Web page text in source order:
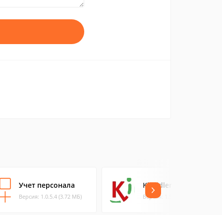
Учет персонала
Версия: 1.0.5.4 (3.72 МБ)
Kickidler
Версия: 1.58.0